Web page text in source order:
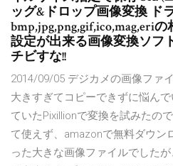
ッグ&ドロップ画像変換 ド
bmp,jpg,png,gif,ico,mag,eri
設定が出来る画像変換ソフ
チビすな!!
2014/09/05 デジカメの画像ファ
大きすぎてコピーできずに悩ん
ていたPixillionで変換を試みたの
て使えず、amazonで無料ダウン
った大きな画像ファイルでした